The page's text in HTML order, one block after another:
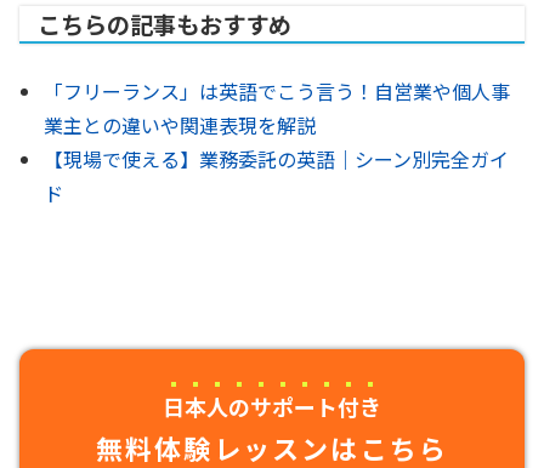
こちらの記事もおすすめ
「フリーランス」は英語でこう言う！自営業や個人事
業主との違いや関連表現を解説
【現場で使える】業務委託の英語｜シーン別完全ガイ
ド
日本人のサポート付き
無料体験レッスンはこちら